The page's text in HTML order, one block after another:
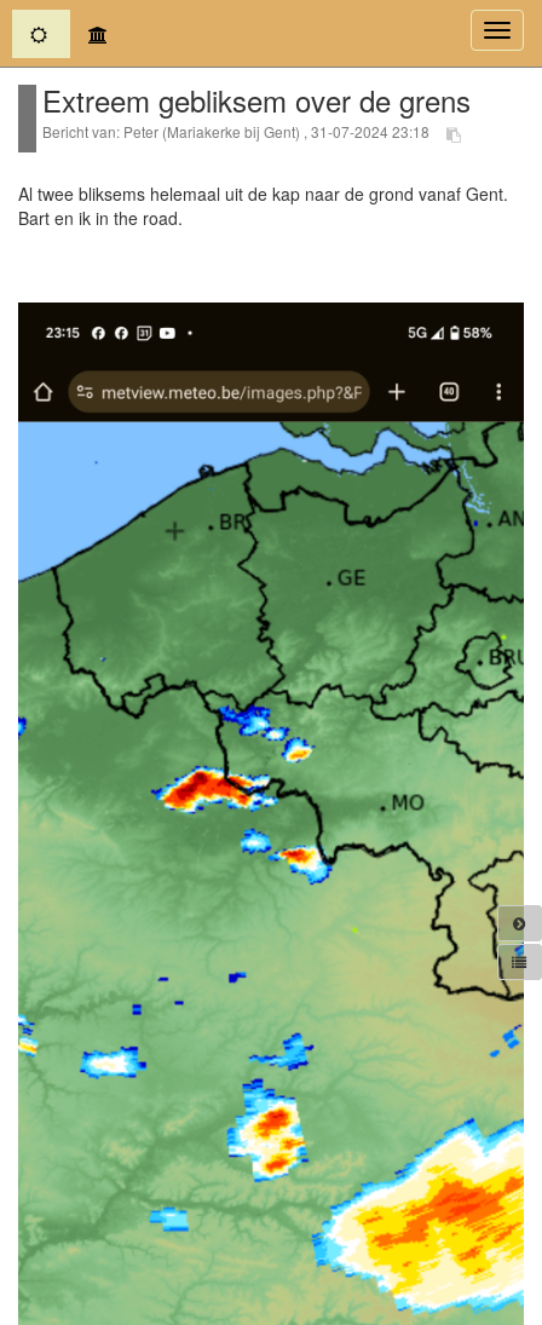
(current)
Extreem gebliksem over de grens
Bericht van: Peter (Mariakerke bij Gent) , 31-07-2024 23:18
Al twee bliksems helemaal uit de kap naar de grond vanaf Gent.
Bart en ik in the road.